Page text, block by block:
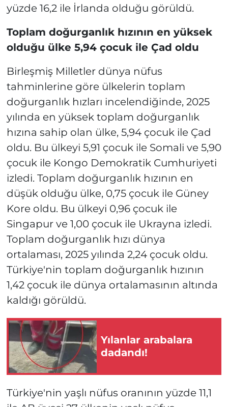
yüzde 16,2 ile İrlanda olduğu görüldü.
Toplam doğurganlık hızının en yüksek
olduğu ülke 5,94 çocuk ile Çad oldu
Birleşmiş Milletler dünya nüfus
tahminlerine göre ülkelerin toplam
doğurganlık hızları incelendiğinde, 2025
yılında en yüksek toplam doğurganlık
hızına sahip olan ülke, 5,94 çocuk ile Çad
oldu. Bu ülkeyi 5,91 çocuk ile Somali ve 5,90
çocuk ile Kongo Demokratik Cumhuriyeti
izledi. Toplam doğurganlık hızının en
düşük olduğu ülke, 0,75 çocuk ile Güney
Kore oldu. Bu ülkeyi 0,96 çocuk ile
Singapur ve 1,00 çocuk ile Ukrayna izledi.
Toplam doğurganlık hızı dünya
ortalaması, 2025 yılında 2,24 çocuk oldu.
Türkiye'nin toplam doğurganlık hızının
1,42 çocuk ile dünya ortalamasının altında
kaldığı görüldü.
Yılanlar arabalara
dadandı!
Türkiye'nin yaşlı nüfus oranının yüzde 11,1